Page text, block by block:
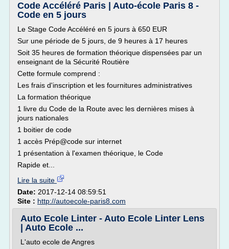
Code Accéléré Paris | Auto-école Paris 8 -
Code en 5 jours
Le Stage Code Accéléré en 5 jours à 650 EUR
Sur une période de 5 jours, de 9 heures à 17 heures
Soit 35 heures de formation théorique dispensées par un
enseignant de la Sécurité Routière
Cette formule comprend :
Les frais d'inscription et les fournitures administratives
La formation théorique
1 livre du Code de la Route avec les dernières mises à
jours nationales
1 boitier de code
1 accès Prép@code sur internet
1 présentation à l'examen théorique, le Code
Rapide et...
Lire la suite
Date: 2017-12-14 08:59:51
Site : http://autoecole-paris8.com
Auto Ecole Linter - Auto Ecole Linter Lens
| Auto Ecole ...
L'auto ecole de Angres